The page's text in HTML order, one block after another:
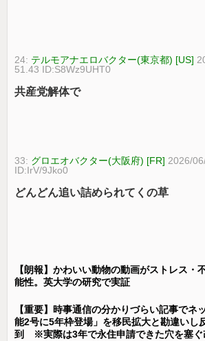
24: テルモアナエロバクター(東京都) [US]
51.43 ID:S8Wz9UHT0
共産党解体で
33: グロエオバクター(大阪府) [FR] 2026/
ID:IrV/9Jko0
どんどん追い詰められてくの草
【朗報】かわいい動物の動画がストレス・
能性。英大学の研究で実証
【重要】時事通信の分かりづらい記事でネ
能2号に5年枠登場」を移民拡大と勘違いし
到 ※実際は3年で永住申請できた穴を塞ぐ